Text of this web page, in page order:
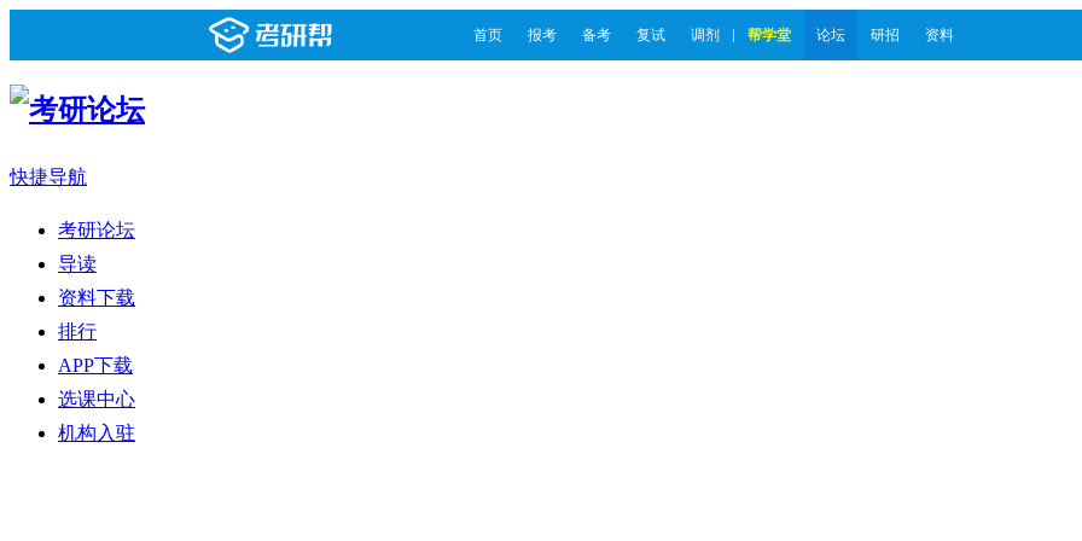
首页 报考 备考 复试 调剂 帮学堂 论坛 研招 资料
快捷导航
考研论坛
导读
资料下载
排行
APP下载
选课中心
机构入驻